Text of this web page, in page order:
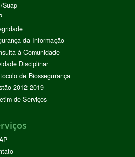
Suap
da Informação
à Comunidade
Disciplinar
de Biossegurança
2012-2019
de Serviços